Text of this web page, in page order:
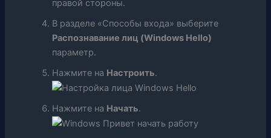
правой стороны.
В разделе «Способы входа» выберите
Распознавание лиц (Windows Hello)
параметр.
Нажмите на Настроить.
Нажмите на Начать.